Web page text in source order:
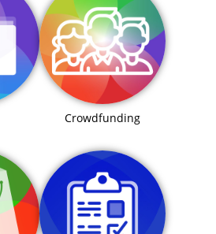
Crowdfunding